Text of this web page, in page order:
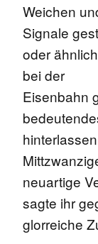
Weichen
Signale
oder
bei der
Eisenbahn
neuartige
sagte ihr
glorreiche